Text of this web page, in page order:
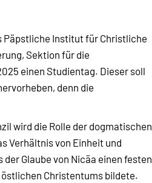
Päpstliche Institut für Christliche
Sektion für die
einen Studientag. Dieser soll
denn die
wird die Rolle der dogmatischen
Verhältnis von Einheit und
Glaube von Nicäa einen festen
Christentums bildete.